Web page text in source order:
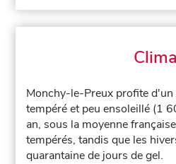
Monchy-le-Preux profite d'un
tempéré et peu ensoleillé (1
an, sous la moyenne
tempérés, tandis que les
quarantaine de jours de gel.